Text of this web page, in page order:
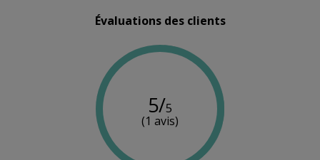
Évaluations des clients
5/5
(1 avis)